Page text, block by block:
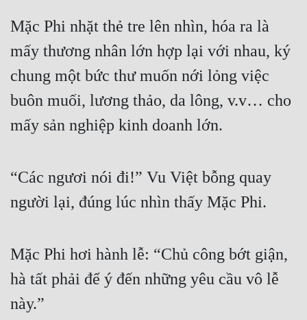
Mặc Phi nhặt thẻ tre lên nhìn, hóa ra là
mấy thương nhân lớn hợp lại với nhau, ký
chung một bức thư muốn nới lỏng việc
buôn muối, lương thảo, da lông, v.v… cho
mấy sản nghiệp kinh doanh lớn.
“Các ngươi nói đi!” Vu Việt bỗng quay
người lại, đúng lúc nhìn thấy Mặc Phi.
Mặc Phi hơi hành lễ: “Chủ công bớt giận,
hà tất phải để ý đến những yêu cầu vô lễ
này.”